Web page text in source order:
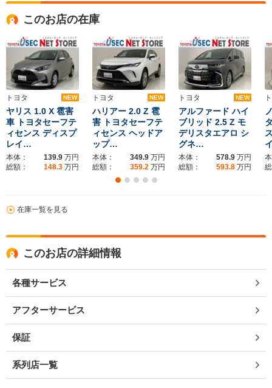
このお店の在庫
トヨタ NEW
ヤリス 1.0 X 雹害
車 トヨタセーフテ
ィセンス ディスプ
レイ…
本体： 139.9 万円
総額：
148.3 万円
トヨタ NEW
ハリアー 2.0 Z 雹
害 トヨタセーフテ
ィセンス ヘッドア
ップ…
本体： 349.9 万円
総額：
359.2 万円
トヨタ NEW
アルファード ハイ
ブリッド 2.5 Z モ
デリスタエアロ シ
グネ…
本体： 578.9 万円
総額：
593.8 万円
在庫一覧を見る
このお店の詳細情報
各種サービス
アフターサービス
保証
系列店一覧